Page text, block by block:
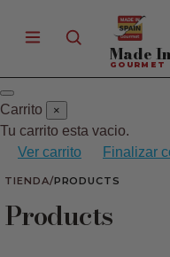
Made In
GOURMET
Carrito ×
Tu carrito esta vacio.
Ver carrito
Finalizar
TIENDA/PRODUCTS
Products